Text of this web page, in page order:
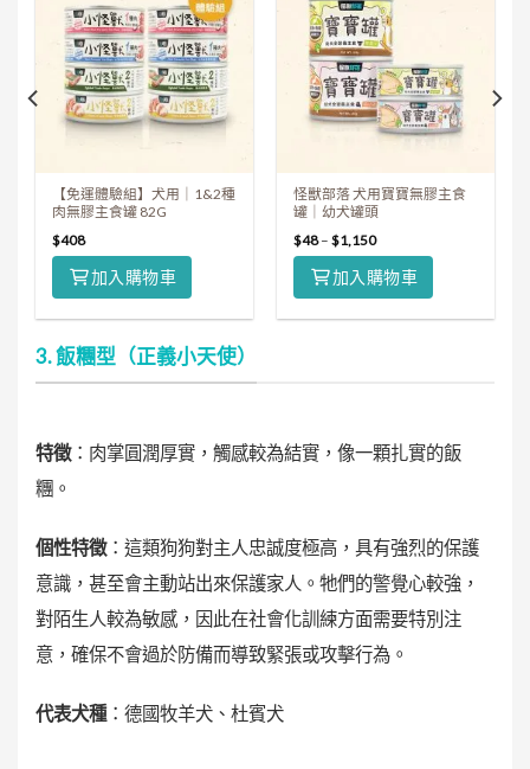
【免運體驗組】犬用｜1&2種
肉無膠主食罐 82G
$408
加入購物車
怪獸部落 犬用寶寶無膠主食
罐｜幼犬罐頭
$48–$1,150
加入購物車
3. 飯糰型（正義小天使）
特徵：肉掌圓潤厚實，觸感較為結實，像一顆扎實的飯
糰。
個性特徵：這類狗狗對主人忠誠度極高，具有強烈的保護
意識，甚至會主動站出來保護家人。牠們的警覺心較強，
對陌生人較為敏感，因此在社會化訓練方面需要特別注
意，確保不會過於防備而導致緊張或攻擊行為。
代表犬種：德國牧羊犬、杜賓犬